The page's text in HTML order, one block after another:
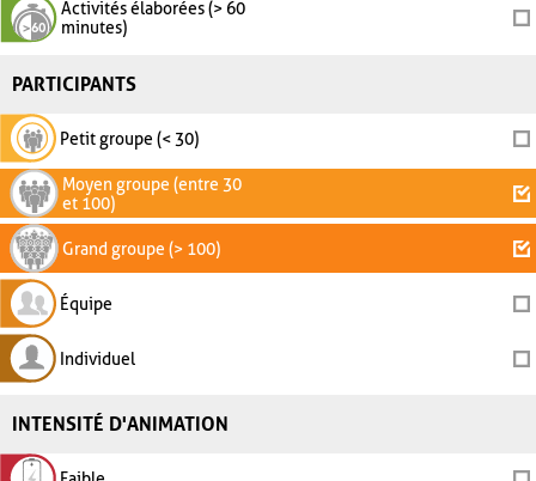
Activités élaborées (> 60
minutes)
PARTICIPANTS
Petit groupe (< 30)
Moyen groupe (entre 30
et 100)
Grand groupe (> 100)
Équipe
Individuel
INTENSITÉ D'ANIMATION